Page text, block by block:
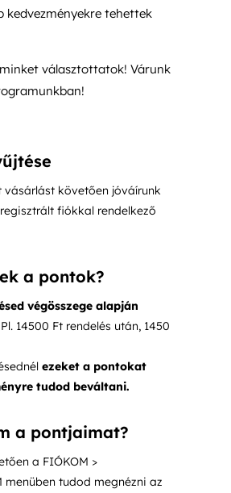
kedvezményekre tehettek
választottatok! Várunk
vásárlást követően jóváírunk
fiókkal rendelkező
a pontok?
végösszege alapján
Pl. 14500 Ft rendelés után, 1450
ezeket a pontokat
tudod beváltani.
a pontjaimat?
a FIÓKOM >
menüben tudod megnézni az